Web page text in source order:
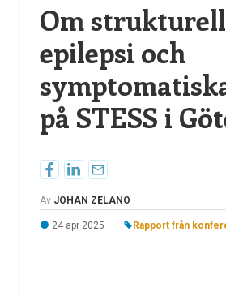
Om strukturell
epilepsi och
på STESS i
Av JOHAN ZELANO
24 apr 2025 Rapport från